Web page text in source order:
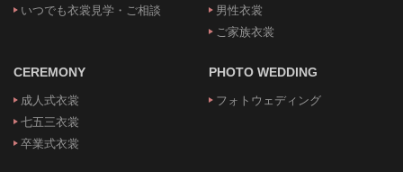
いつでも衣裳見学・ご相談
男性衣裳
ご家族衣裳
CEREMONY
成人式衣裳
七五三衣裳
卒業式衣裳
PHOTO WEDDING
フォトウェディング